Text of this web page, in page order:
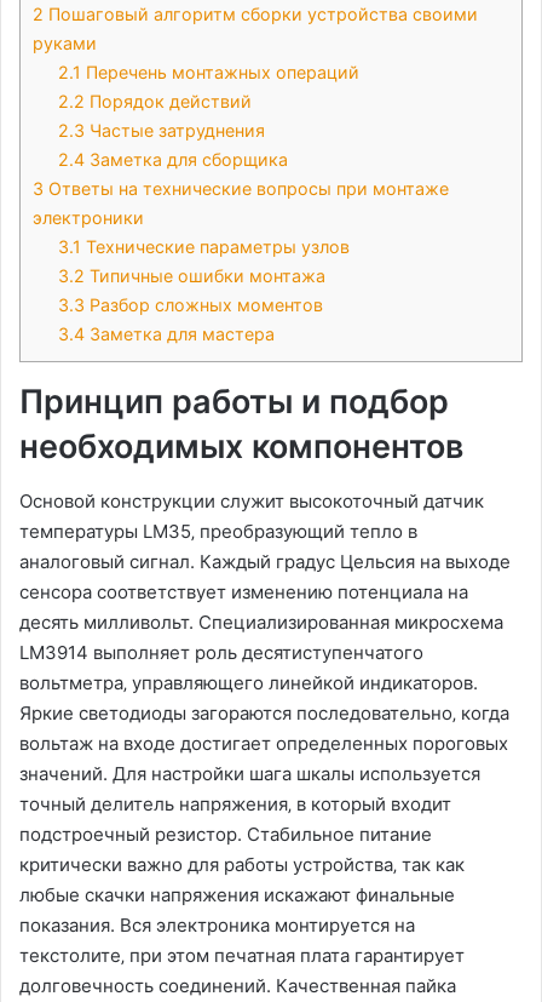
2 Пошаговый алгоритм сборки устройства своими
руками
2.1 Перечень монтажных операций
2.2 Порядок действий
2.3 Частые затруднения
2.4 Заметка для сборщика
3 Ответы на технические вопросы при монтаже
электроники
3.1 Технические параметры узлов
3.2 Типичные ошибки монтажа
3.3 Разбор сложных моментов
3.4 Заметка для мастера
Принцип работы и подбор
необходимых компонентов
Основой конструкции служит высокоточный датчик
температуры LM35‚ преобразующий тепло в
аналоговый сигнал. Каждый градус Цельсия на выходе
сенсора соответствует изменению потенциала на
десять милливольт. Специализированная микросхема
LM3914 выполняет роль десятиступенчатого
вольтметра‚ управляющего линейкой индикаторов.
Яркие светодиоды загораются последовательно‚ когда
вольтаж на входе достигает определенных пороговых
значений. Для настройки шага шкалы используется
точный делитель напряжения‚ в который входит
подстроечный резистор. Стабильное питание
критически важно для работы устройства‚ так как
любые скачки напряжения искажают финальные
показания. Вся электроника монтируется на
текстолите‚ при этом печатная плата гарантирует
долговечность соединений. Качественная пайка